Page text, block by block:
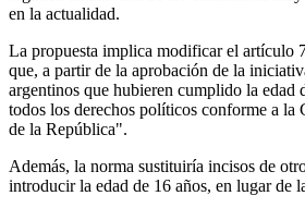
en la actualidad.
La propuesta implica modificar el artículo
que, a partir de la aprobación de la
argentinos que hubieren cumplido la edad
todos los derechos políticos conforme a la
de la República".
Además, la norma sustituiría incisos de
introducir la edad de 16 años, en lugar de